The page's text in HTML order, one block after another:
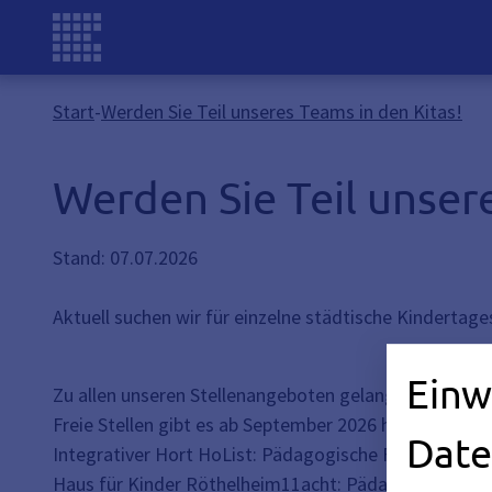
Start-Werden Sie Teil unseres Teams in den Kitas!
Werden Sie Teil
Stand: 07.07.2026
Aktuell suchen wir für einzelne städtische
Zu allen unseren Stellenangeboten gelangen Sie hier
Freie Stellen gibt es ab September 2026 hier:
Integrativer Hort HoList: Pädagogische Fachkraft in
Haus für Kinder Röthelheim11acht: Pädagogische